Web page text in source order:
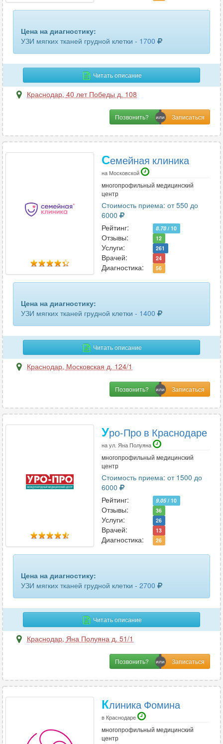
шейного отдела позвоночника 13
щитовидной железы
эластография щитовидной железы
яичников 4
Цена на диагностику:
УЗИ мягких тканей грудной клетки - 1700
Читать описание
Краснодар, 40 лет Победы д. 108
Позвонить?
Семейная клиника
на Московской
многопрофильный медицинский
центр
Стоимость приема: от 550 до
6000
Рейтинг:
8.78 / 10
Отзывы: 12
Услуги: 261
Врачей: 24
Диагностика: 56
Цена на диагностику:
УЗИ мягких тканей грудной клетки - 1400
Читать описание
Краснодар, Московская д. 124/1
Позвонить?
Уро-Про в Краснодаре
на ул. Яна Полуяна
многопрофильный медицинский
центр
Стоимость приема: от 1500 до
6000
Рейтинг:
9.05/ 10
Отзывы: 36
Услуги: 26
Врачей: 13
Диагностика: 26
Цена на диагностику:
УЗИ мягких тканей грудной клетки - 2700
Читать описание
Краснодар, Яна Полуяна д. 51/1
Позвонить?
Клиника Фомина
в Краснодаре
многопрофильный медицинский
центр